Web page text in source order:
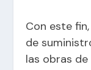
Con este
de
las obras